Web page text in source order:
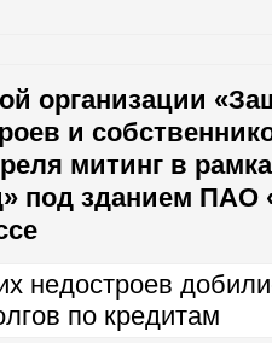
организации
и
митинг в
под зданием